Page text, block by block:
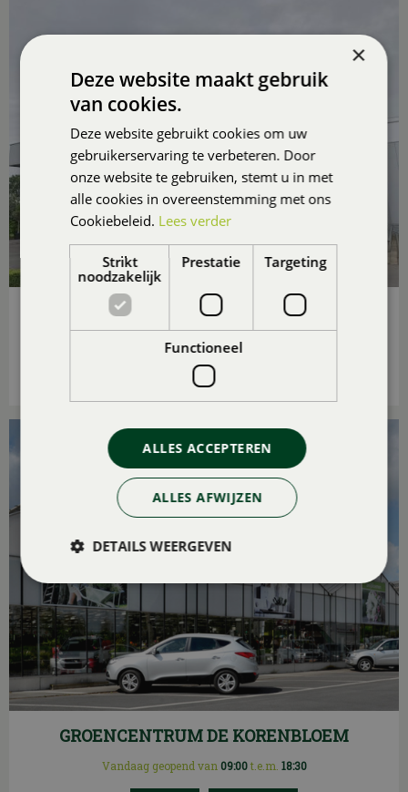
GROENCENTRUM BRUGGE
Vandaag geopend van09:00
GROENCENTRUM DE KORENBLOEM
Vandaag geopend van 09:00t.e.m. 18:30
×
Deze website maakt gebruik
van cookies.
Deze website gebruikt cookies om uw
gebruikerservaring te verbeteren. Door
onze website te gebruiken, stemt u in met
alle cookies in overeenstemming met ons
Cookiebeleid. Lees verder
Strikt
noodzakelijk
Prestatie Targeting
Functioneel
ALLES ACCEPTEREN
ALLES AFWIJZEN
DETAILS WEERGEVEN